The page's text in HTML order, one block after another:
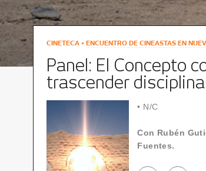
CINETECA •ENCUENTRO DE CINEASTAS EN
Panel: El Concepto
trascender
• N/C
Con Rubén
Fuentes.